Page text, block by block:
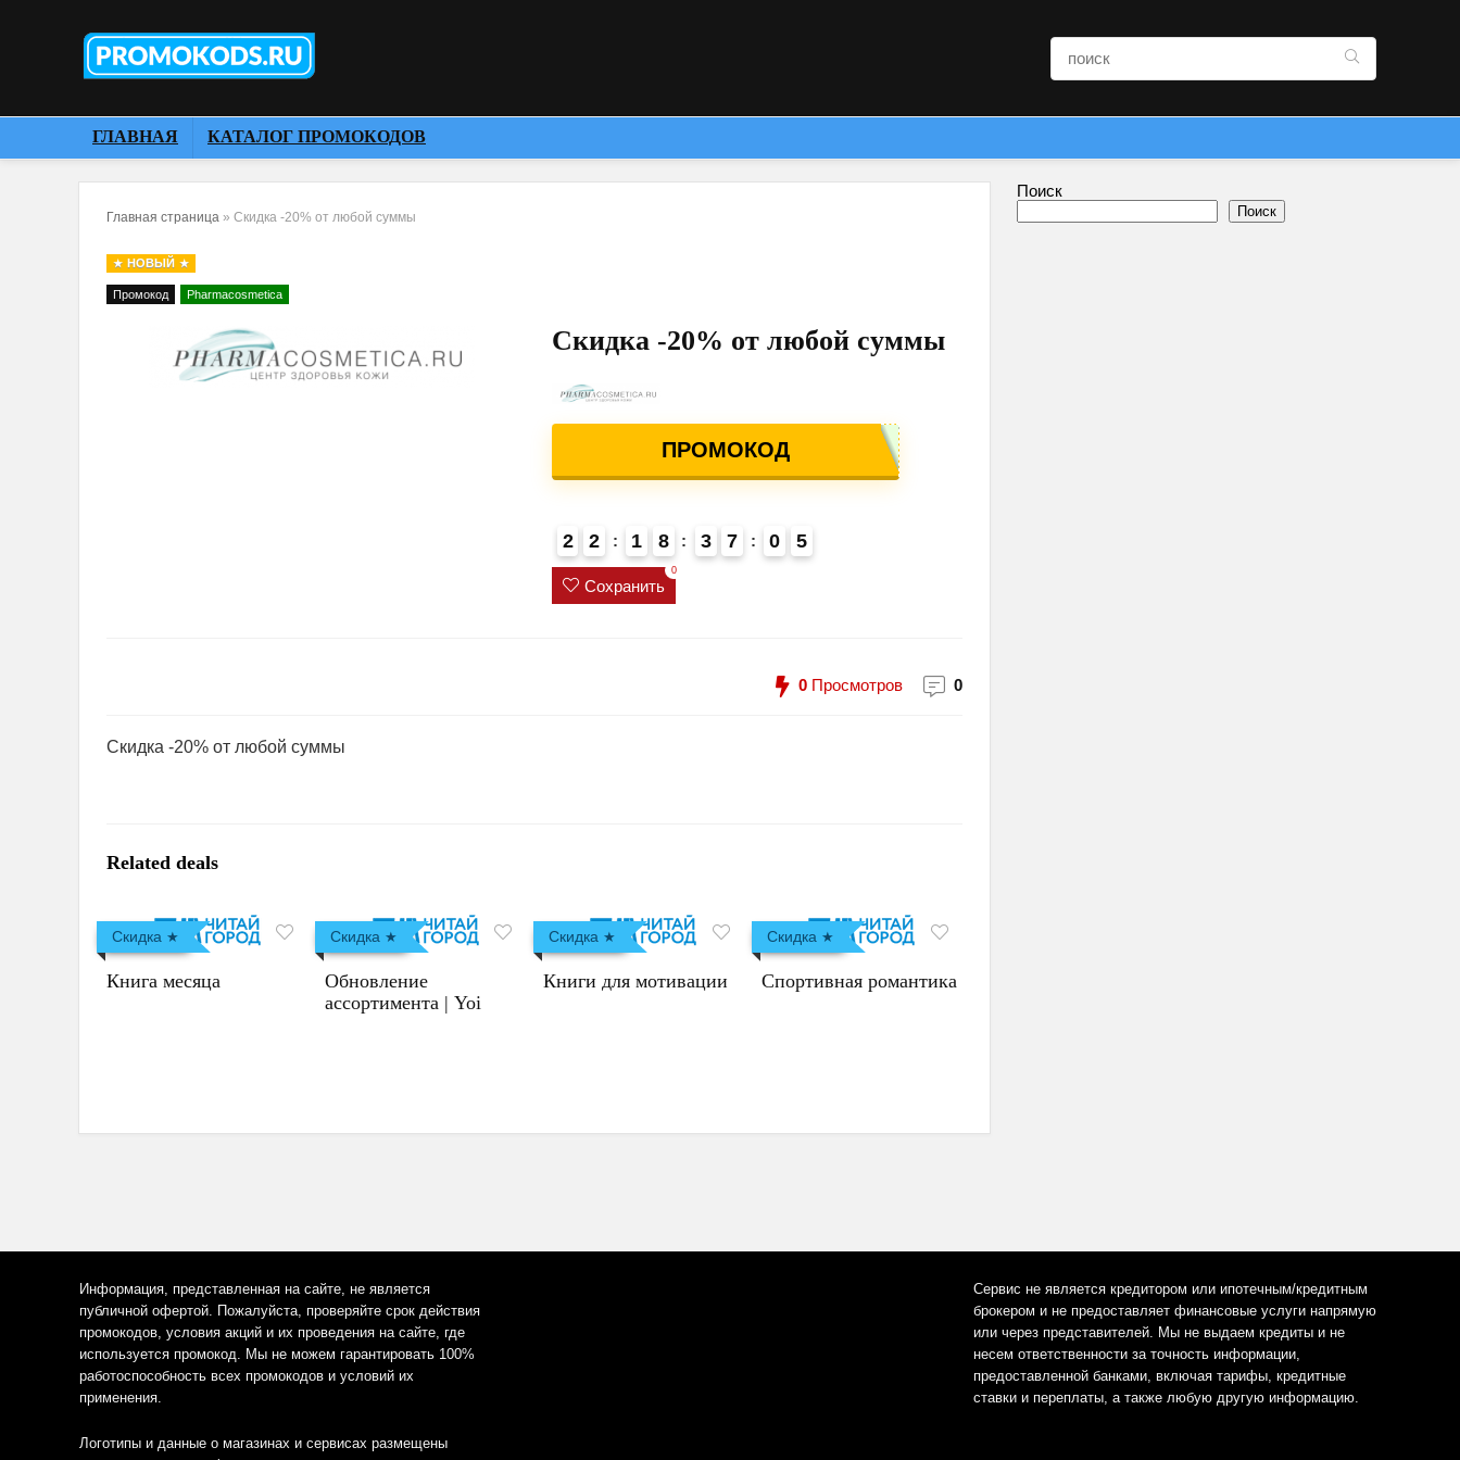
ГЛАВНАЯ КАТАЛОГ ПРОМОКОДОВ
Главная страница » Скидка -20% от любой суммы
НОВЫЙ
Промокод Pharmacosmetica
Скидка -20% от любой суммы
ПРОМОКОД
2 2 1 8 3 7 0 5
Сохранить
0
0 Просмотров 0
Скидка -20% от любой суммы
Related deals
Скидка
Книга месяца
Скидка
Обновление
ассортимента | Yoi
Скидка
Книги для мотивации
Скидка
Спортивная романтика
Поиск
Поиск
Информация, представленная на сайте, не является
публичной офертой. Пожалуйста, проверяйте срок действия
промокодов, условия акций и их проведения на сайте, где
используется промокод. Мы не можем гарантировать 100%
работоспособность всех промокодов и условий их
применения.
Логотипы и данные о магазинах и сервисах размещены
Сервис не является кредитором или ипотечным/кредитным
брокером и не предоставляет финансовые услуги напрямую
или через представителей. Мы не выдаем кредиты и не
несем ответственности за точность информации,
предоставленной банками, включая тарифы, кредитные
ставки и переплаты, а также любую другую информацию.